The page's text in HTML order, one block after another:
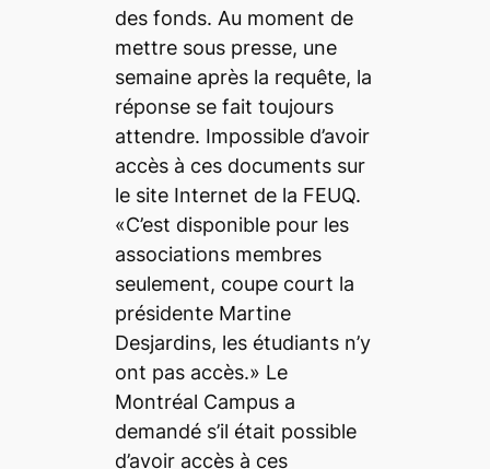
des fonds. Au moment de
mettre sous presse, une
semaine après la requête, la
réponse se fait toujours
attendre. Impossible d’avoir
accès à ces documents sur
le site Internet de la FEUQ.
«C’est disponible pour les
associations membres
seulement, coupe court la
présidente Martine
Desjardins, les étudiants n’y
ont pas accès.» Le
Montréal Campusa
demandé s’il était possible
d’avoir accès à ces